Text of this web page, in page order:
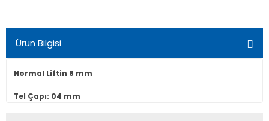
Ürün Bilgisi
Normal Liftin 8 mm
Tel Çapı: 04 mm